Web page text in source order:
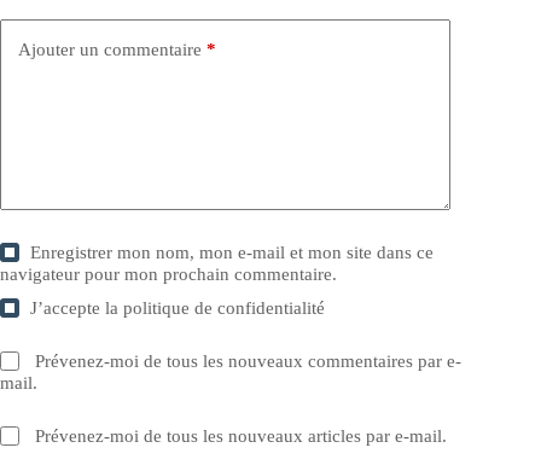
Ajouter un commentaire *
Enregistrer mon nom, mon e-mail et mon site dans ce
navigateur pour mon prochain commentaire.
J’accepte lapolitique de confidentialité
Prévenez-moi de tous les nouveaux commentaires par e-
mail.
Prévenez-moi de tous les nouveaux articles par e-mail.